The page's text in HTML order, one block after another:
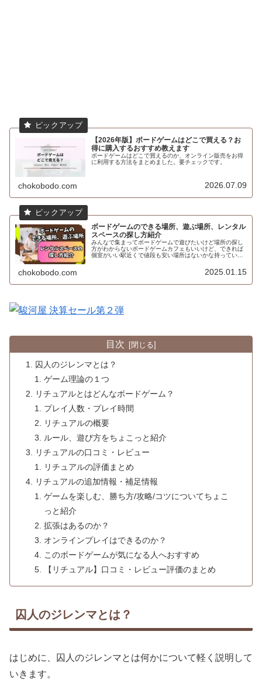
【2026年版】ボードゲームはどこで買える？お
得に購入するおすすめ教えます
ボードゲームはどこで買えるのか、オンライン販売をお得
に利用する方法をまとめました。要チェックです。
chokobodo.com 2026.07.09
ボードゲームのできる場所、遊ぶ場所、レンタル
スペースの探し方紹介
みんなで集まってボードゲームで遊びたいけど場所の探し
方がわからないボードゲームカフェもいいけど、できれば
個室がいい駅近くで値段も安い場所はないかな持っている
chokobodo.com 2025.01.15
目次
囚人のジレンマとは？
ゲーム理論の１つ
リチュアルとはどんなボードゲーム？
プレイ人数・プレイ時間
リチュアルの概要
ルール、遊び方をちょこっと紹介
リチュアルの口コミ・レビュー
リチュアルの評価まとめ
リチュアルの追加情報・補足情報
ゲームを楽しむ、勝ち方/攻略/コツについてちょこ
っと紹介
拡張はあるのか？
オンラインプレイはできるのか？
このボードゲームが気になる人へおすすめ
【リチュアル】口コミ・レビュー評価のまとめ
囚人のジレンマとは？
はじめに、囚人のジレンマとは何かについて軽く説明して
いきます。